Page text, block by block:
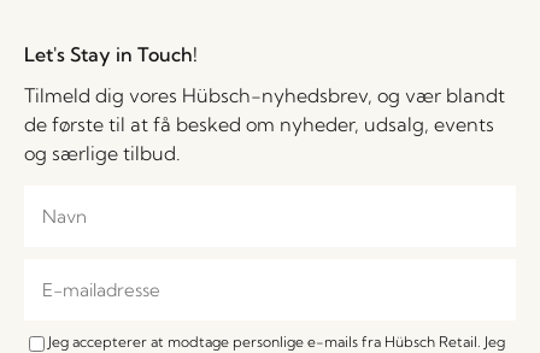
Let's Stay in Touch!
Tilmeld dig vores Hübsch-nyhedsbrev, og vær blandt
de første til at få besked om nyheder, udsalg, events
og særlige tilbud.
Jeg accepterer at modtage personlige e-mails fra Hübsch Retail. Jeg